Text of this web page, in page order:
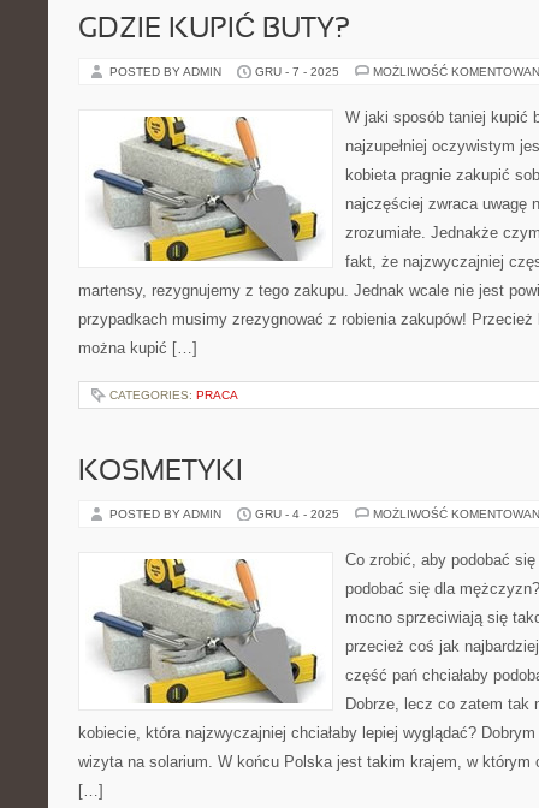
GDZIE KUPIĆ BUTY?
POSTED BY ADMIN GRU - 7 - 2025 MOŻLIWOŚĆ
W jaki sposób taniej kupić
najzupełniej oczywistym
kobieta pragnie zakupić
najczęściej zwraca uwagę
zrozumiałe. Jednakże
fakt, że najzwyczajniej
martensy, rezygnujemy z tego zakupu. Jednak wcale nie jest
przypadkach musimy zrezygnować z robienia zakupów! Przecież
można kupić […]
CATEGORIES: PRACA
KOSMETYKI
POSTED BY ADMIN GRU - 4 - 2025 MOŻLIWOŚĆ
Co zrobić, aby podobać
podobać się dla
mocno sprzeciwiają się
przecież coś jak
część pań chciałaby
Dobrze, lecz co zatem tak
kobiecie, która najzwyczajniej chciałaby lepiej wyglądać?
wizyta na solarium. W końcu Polska jest takim krajem, w którym
[…]